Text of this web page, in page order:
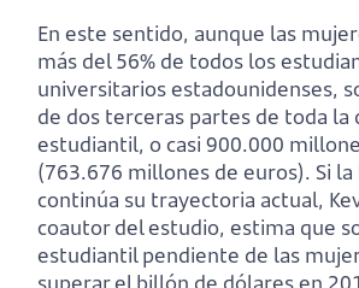
En este sentido, aunque las
más del 56% de todos los
universitarios estadounidenses,
de dos terceras partes de toda la
estudiantil, o casi 900.000
(763.676 millones de euros). Si
continúa su trayectoria actual,
coautor del estudio, estima que
estudiantil pendiente de las
superar el billón de dólares en